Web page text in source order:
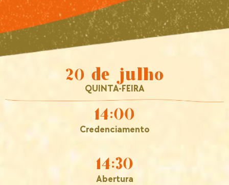
20 de julho
QUINTA-FEIRA
14:00
Credenciamento
14:30
Abertura